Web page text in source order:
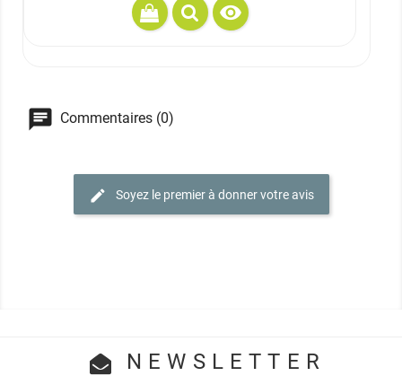

Commentaires (0)
Soyez le premier à donner votre avis
NEWSLETTER